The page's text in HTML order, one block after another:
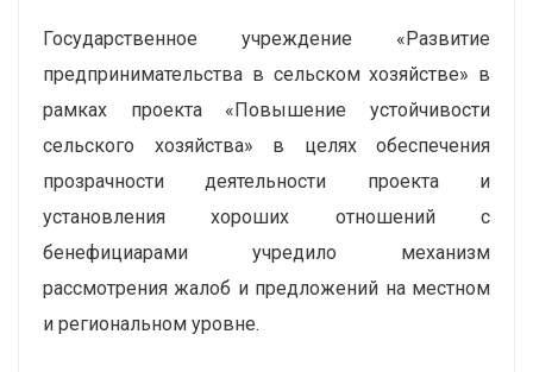
Государственное учреждение «Развитие
предпринимательства в сельском хозяйстве» в
рамках проекта «Повышение устойчивости
сельского хозяйства» в целях обеспечения
прозрачности деятельности проекта и
установления хороших отношений с
бенефициарами учредило механизм
рассмотрения жалоб и предложений на местном
и региональном уровне.